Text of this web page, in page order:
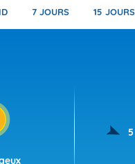
7 JOURS 15 JOURS
5